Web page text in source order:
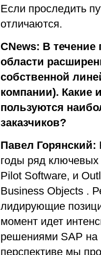
Если проследить
отличаются.
CNews: В течение
области
собственной
компании). Какие
пользуются
заказчиков?
Павел Горянский:
годы ряд ключевых
Pilot Software, и
Business Objects .
лидирующие
момент идет
решениями SAP на
перспективе мы